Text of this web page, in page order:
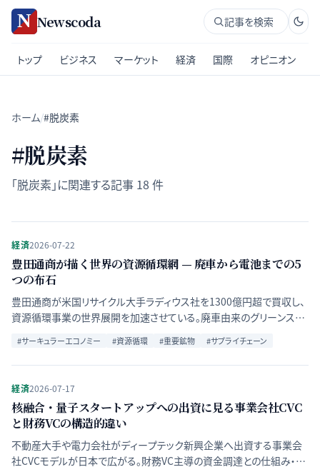
Newscoda 記事を検索
トップ ビジネス マーケット 経済 国際 オピニオン
ホーム/#脱炭素
#脱炭素
「脱炭素 」に関連する記事 18 件
経済2026-07-22
豊田通商が描く世界の資源循環網 — 廃車から電池までの5
つの布石
豊田通商が米国リサイクル大手ラディウス社を1300億円超で買収し、
資源循環事業の世界展開を加速させている。廃車由来のグリーンスチ
#サーキュラーエコノミー #資源循環 #重要鉱物 #サプライチェーン
経済2026-07-17
核融合・量子スタートアップへの出資に見る事業会社CVC
と財務VCの構造的違い
不動産大手や電力会社がディープテック新興企業へ出資する事業会
社CVCモデルが日本で広がる。財務VC主導の資金調達との仕組み・リ